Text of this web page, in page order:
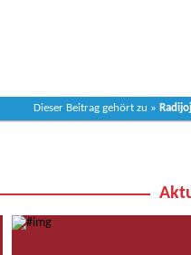
Dieser Beitrag gehört zu »